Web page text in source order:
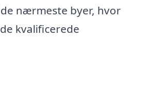
nærmeste byer, hvor
kvalificerede